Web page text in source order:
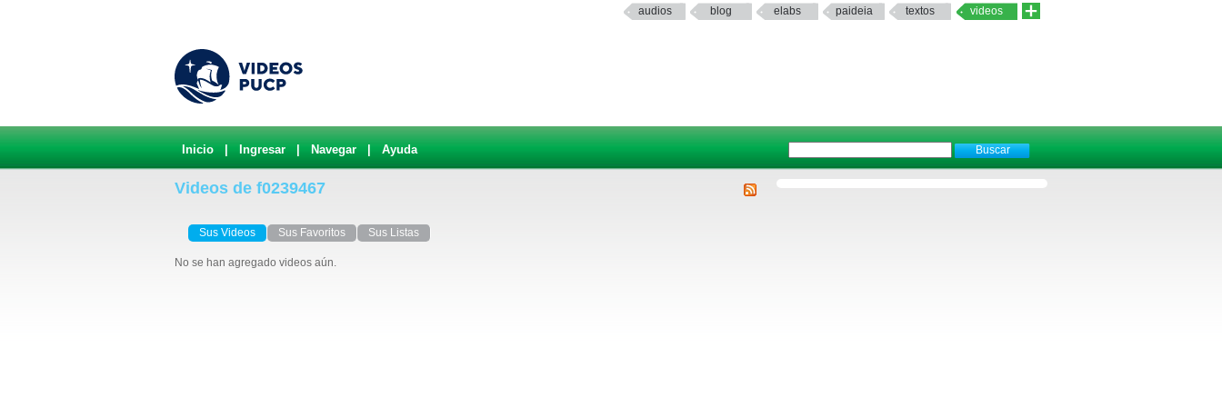
audios blog elabs paideia textos videos
Inicio Ingresar Navegar Ayuda
Videos de f0239467
Sus Videos Sus Favoritos Sus Listas
No se han agregado videos aún.